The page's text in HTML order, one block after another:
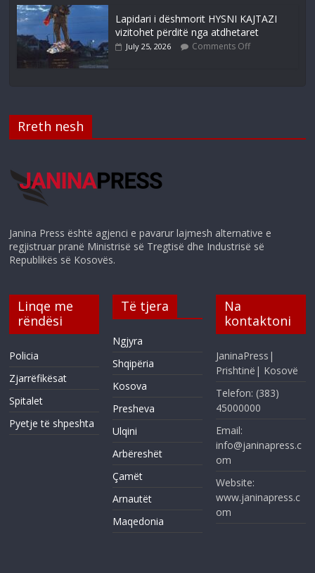
Lapidari i dëshmorit HYSNI KAJTAZI
vizitohet përditë nga atdhetaret
July 25, 2026 Comments Off
Rreth nesh
Janina Press është agjenci e pavarur lajmesh alternative e
regjistruar pranë Ministrisë së Tregtisë dhe Industrisë së
Republikës së Kosovës.
Linqe me
rëndësi
Policia
Zjarrëfikësat
Spitalet
Pyetje të shpeshta
Të tjera
Ngjyra
Shqipëria
Kosova
Presheva
Ulqini
Arbëreshët
Çamët
Arnautët
Maqedonia
Na
kontaktoni
JaninaPress|
Prishtinë| Kosovë
Telefon: (383)
45000000
Email:
info@janinapress.c
om
Website:
www.janinapress.c
om